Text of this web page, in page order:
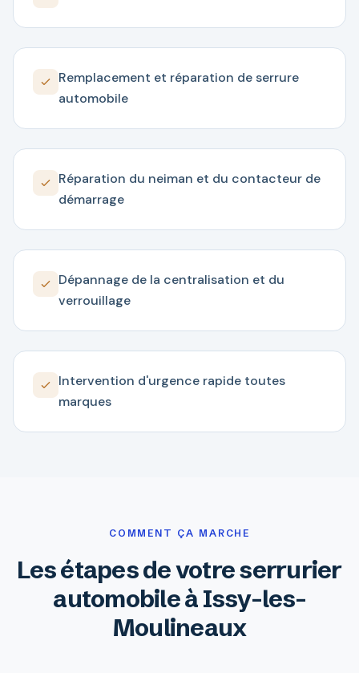
Remplacement et réparation de serrure
automobile
Réparation du neiman et du contacteur de
démarrage
Dépannage de la centralisation et du
verrouillage
Intervention d'urgence rapide toutes
marques
COMMENT ÇA MARCHE
Les étapes de votre serrurier
automobile à Issy-les-
Moulineaux